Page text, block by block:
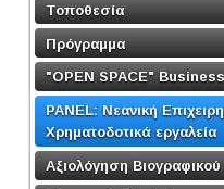
Τοποθεσία
Πρόγραμμα
"OPEN SPACE"
PANEL: Νεανική
Χρηματοδοτικά εργαλεία
Αξιολόγηση